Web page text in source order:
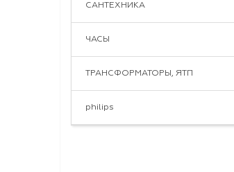
САНТЕХНИКА
ЧАСЫ
ТРАНСФОРМАТОРЫ, ЯТП
philips